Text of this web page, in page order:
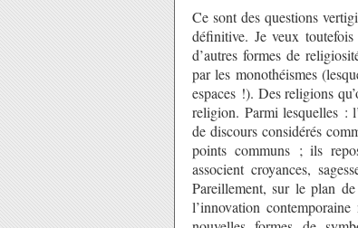
Ce sont des questions
définitive. Je veux
d’autres formes de
par les monothéismes
espaces !). Des religions
religion. Parmi lesquelles :
de discours considérés
points communs ; ils
associent croyances,
Pareillement, sur le plan
l’innovation